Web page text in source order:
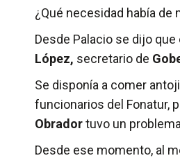
¿Qué necesidad había de
Desde Palacio se dijo
López, secretario de
­Se disponía a comer
funcionarios del Fonatur,
Obradortuvo un
Desde ese momento, al